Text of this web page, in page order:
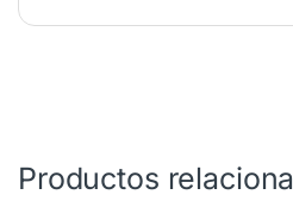
Productos